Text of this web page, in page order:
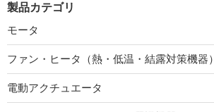
製品カテゴリ
モータ
ファン・ヒータ（熱・低温・結露対策機器）
電動アクチュエータ